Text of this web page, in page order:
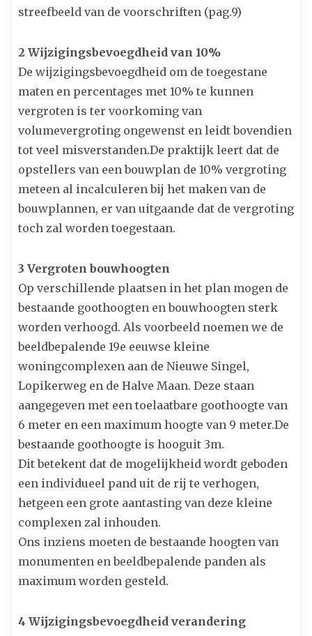
streefbeeld van de voorschriften (pag.9)
2 Wijzigingsbevoegdheid van 10%
De wijzigingsbevoegdheid om de toegestane
maten en percentages met 10% te kunnen
vergroten is ter voorkoming van
volumevergroting ongewenst en leidt bovendien
tot veel misverstanden.De praktijk leert dat de
opstellers van een bouwplan de 10% vergroting
meteen al incalculeren bij het maken van de
bouwplannen, er van uitgaande dat de vergroting
toch zal worden toegestaan.
3 Vergroten bouwhoogten
Op verschillende plaatsen in het plan mogen de
bestaande goothoogten en bouwhoogten sterk
worden verhoogd. Als voorbeeld noemen we de
beeldbepalende 19e eeuwse kleine
woningcomplexen aan de Nieuwe Singel,
Lopikerweg en de Halve Maan. Deze staan
aangegeven met een toelaatbare goothoogte van
6 meter en een maximum hoogte van 9 meter.De
bestaande goothoogte is hooguit 3m.
Dit betekent dat de mogelijkheid wordt geboden
een individueel pand uit de rij te verhogen,
hetgeen een grote aantasting van deze kleine
complexen zal inhouden.
Ons inziens moeten de bestaande hoogten van
monumenten en beeldbepalende panden als
maximum worden gesteld.
4 Wijzigingsbevoegdheid verandering